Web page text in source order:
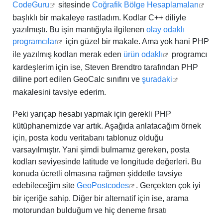
CodeGuru
sitesinde Coğrafik Bölge Hesaplamaları
başlıklı bir makaleye rastladım. Kodlar C++ diliyle
yazılmıştı. Bu işin mantığıyla ilgilenen olay odaklı
programcılar
için güzel bir makale. Ama yok hani PHP
ile yazılmış kodları merak eden ürün odaklı
programcı
kardeşlerim için ise, Steven Brendtro tarafından PHP
diline port edilen GeoCalc sınıfını ve şuradaki
makalesini tavsiye ederim.
Peki yarıçap hesabı yapmak için gerekli PHP
kütüphanemizde var artık. Aşağıda anlatacağım örnek
için, posta kodu veritabanı tablonuz olduğu
varsayılmıştır. Yani şimdi bulmamız gereken, posta
kodları seviyesinde latitude ve longitude değerleri. Bu
konuda ücretli olmasına rağmen şiddetle tavsiye
edebileceğim site GeoPostcodes
. Gerçekten çok iyi
bir içeriğe sahip. Diğer bir alternatif için ise, arama
motorundan bulduğum ve hiç deneme fırsatı